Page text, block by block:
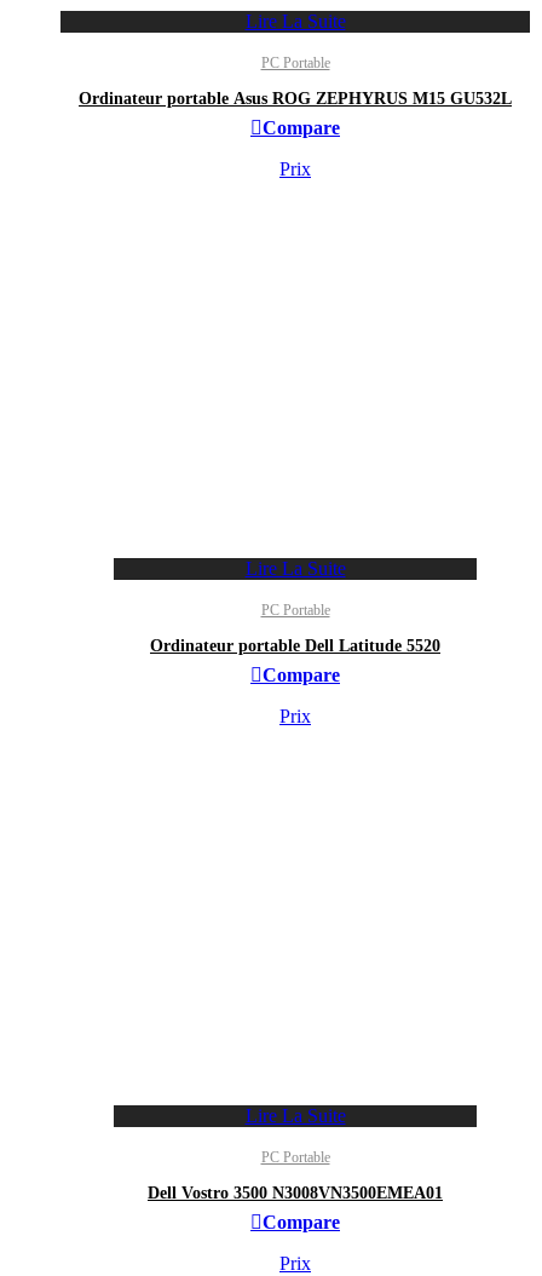
Lire La Suite
PC Portable
Ordinateur portable Asus ROG ZEPHYRUS M15 GU532L
Compare
Prix
Lire La Suite
PC Portable
Ordinateur portable Dell Latitude 5520
Compare
Prix
Lire La Suite
PC Portable
Dell Vostro 3500 N3008VN3500EMEA01
Compare
Prix